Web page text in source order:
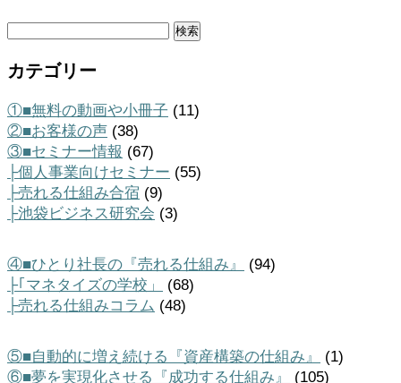
カテゴリー
①■無料の動画や小冊子 (11)
②■お客様の声 (38)
③■セミナー情報 (67)
├個人事業向けセミナー (55)
├売れる仕組み合宿 (9)
├池袋ビジネス研究会 (3)
④■ひとり社長の『売れる仕組み』
(94)
├｢マネタイズの学校」
(68)
├売れる仕組みコラム (48)
⑤■自動的に増え続ける『資産構築の仕組み』
(1)
⑥■夢を実現化させる『成功する仕組み』
(105)